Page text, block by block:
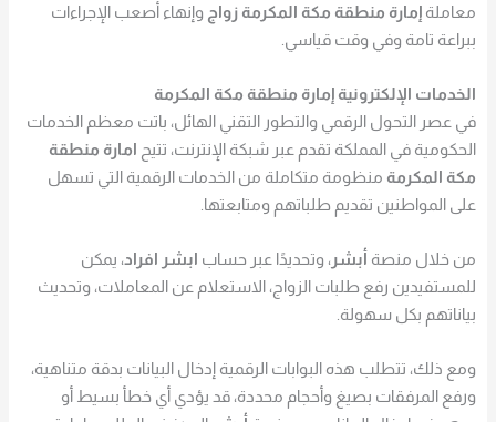
معاملةإمارة منطقة مكة المكرمة زواج وإنهاء أصعب الإجراءات
ببراعة تامة وفي وقت قياسي.
الخدمات الإلكترونية إمارة منطقة مكة المكرمة
في عصر التحول الرقمي والتطور التقني الهائل، باتت معظم الخدمات
الحكومية في المملكة تقدم عبر شبكة الإنترنت، تتيح امارة منطقة
مكة المكرمة منظومة متكاملة من الخدمات الرقمية التي تسهل
على المواطنين تقديم طلباتهم ومتابعتها.
من خلال منصة أبشر ، وتحديدًا عبر حساب ابشر افراد، يمكن
للمستفيدين رفع طلبات الزواج، الاستعلام عن المعاملات، وتحديث
بياناتهم بكل سهولة.
ومع ذلك، تتطلب هذه البوابات الرقمية إدخال البيانات بدقة متناهية،
ورفع المرفقات بصيغ وأحجام محددة، قد يؤدي أي خطأ بسيط أو